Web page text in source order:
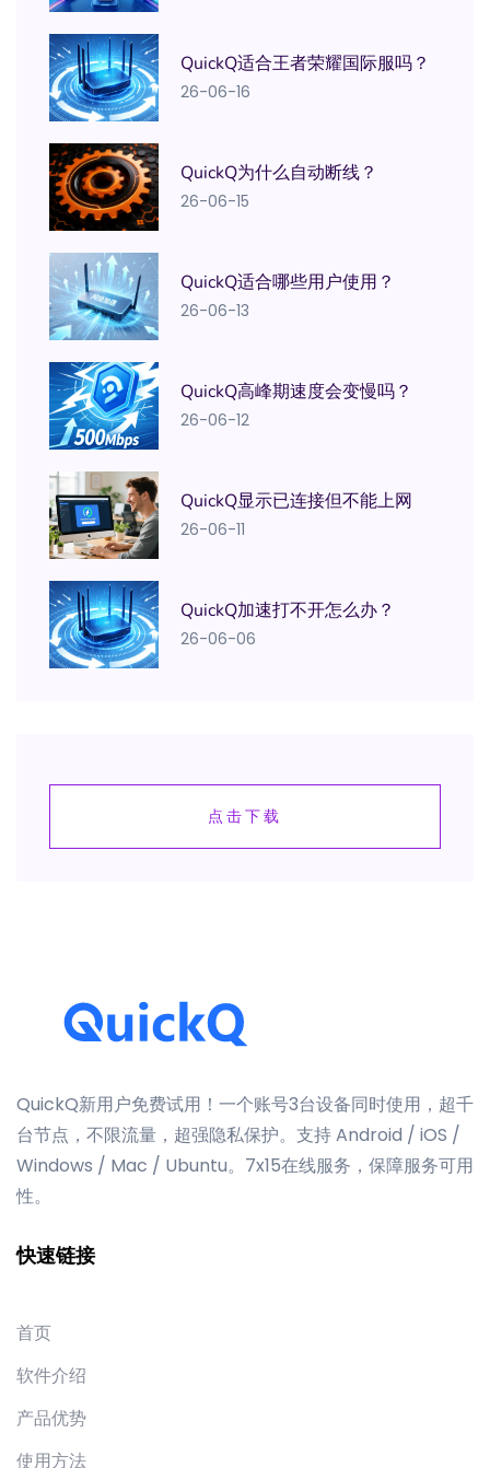
QuickQ适合王者荣耀国际服吗？
26-06-16
QuickQ为什么自动断线？
26-06-15
QuickQ适合哪些用户使用？
26-06-13
QuickQ高峰期速度会变慢吗？
26-06-12
QuickQ显示已连接但不能上网
26-06-11
QuickQ加速打不开怎么办？
26-06-06
点击下载
QuickQ新用户免费试用！一个账号3台设备同时使用，超千
台节点，不限流量，超强隐私保护。支持 Android / iOS /
Windows / Mac / Ubuntu。7x15在线服务，保障服务可用
性。
快速链接
首页
软件介绍
产品优势
使用方法